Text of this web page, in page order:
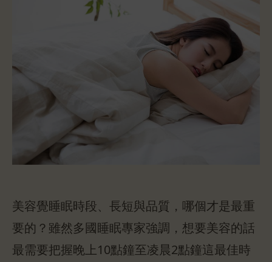
美容覺睡眠時段、長短與品質，哪個才是最重
要的？雖然多國睡眠專家強調，想要美容的話
最需要把握晚上10點鐘至凌晨2點鐘這最佳時